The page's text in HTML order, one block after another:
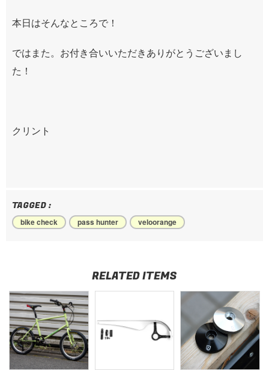
本日はそんなところで！
ではまた。お付き合いいただきありがとうございまし
た！
クリント
TAGGED :
bike check pass hunter veloorange
RELATED ITEMS